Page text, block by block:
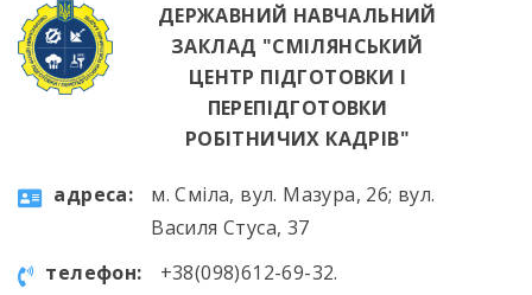
ДЕРЖАВНИЙ НАВЧАЛЬНИЙ
ЗАКЛАД "СМІЛЯНСЬКИЙ
ЦЕНТР ПІДГОТОВКИ І
ПЕРЕПІДГОТОВКИ
РОБІТНИЧИХ КАДРІВ"
aдресa:
м. Сміла, вул. Мазура, 26; вул.
Василя Стуса, 37
телефон:
+38(098)612-69-32.